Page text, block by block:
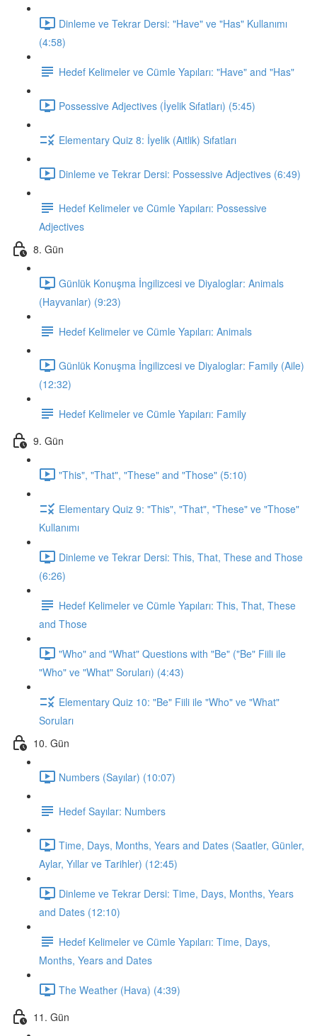
Dinleme ve Tekrar Dersi: "Have" ve "Has" Kullanımı
(4:58)
Hedef Kelimeler ve Cümle Yapıları: "Have" and "Has"
Possessive Adjectives (İyelik Sıfatları) (5:45)
Elementary Quiz 8: İyelik (Aitlik) Sıfatları
Dinleme ve Tekrar Dersi: Possessive Adjectives (6:49)
Hedef Kelimeler ve Cümle Yapıları: Possessive
Adjectives
8. Gün
Günlük Konuşma İngilizcesi ve Diyaloglar: Animals
(Hayvanlar) (9:23)
Hedef Kelimeler ve Cümle Yapıları: Animals
Günlük Konuşma İngilizcesi ve Diyaloglar: Family (Aile)
(12:32)
Hedef Kelimeler ve Cümle Yapıları: Family
9. Gün
"This", "That", "These" and "Those" (5:10)
Elementary Quiz 9: "This", "That", "These" ve "Those"
Kullanımı
Dinleme ve Tekrar Dersi: This, That, These and Those
(6:26)
Hedef Kelimeler ve Cümle Yapıları: This, That, These
and Those
"Who" and "What" Questions with "Be" ("Be" Fiili ile
"Who" ve "What" Soruları) (4:43)
Elementary Quiz 10: "Be" Fiili ile "Who" ve "What"
Soruları
10. Gün
Numbers (Sayılar) (10:07)
Hedef Sayılar: Numbers
Time, Days, Months, Years and Dates (Saatler, Günler,
Aylar, Yıllar ve Tarihler) (12:45)
Dinleme ve Tekrar Dersi: Time, Days, Months, Years
and Dates (12:10)
Hedef Kelimeler ve Cümle Yapıları: Time, Days,
Months, Years and Dates
The Weather (Hava) (4:39)
11. Gün